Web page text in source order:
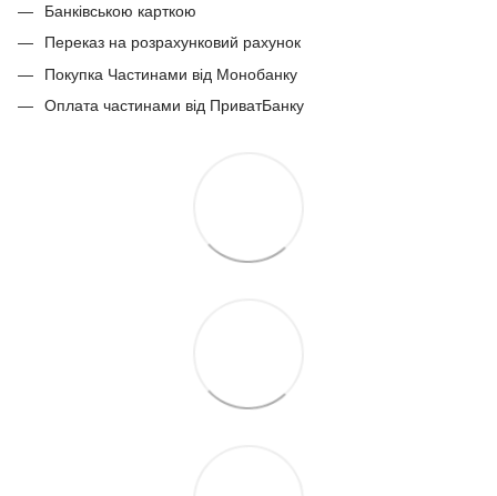
Банківською карткою
Переказ на розрахунковий рахунок
Покупка Частинами від Монобанку
Оплата частинами від ПриватБанку